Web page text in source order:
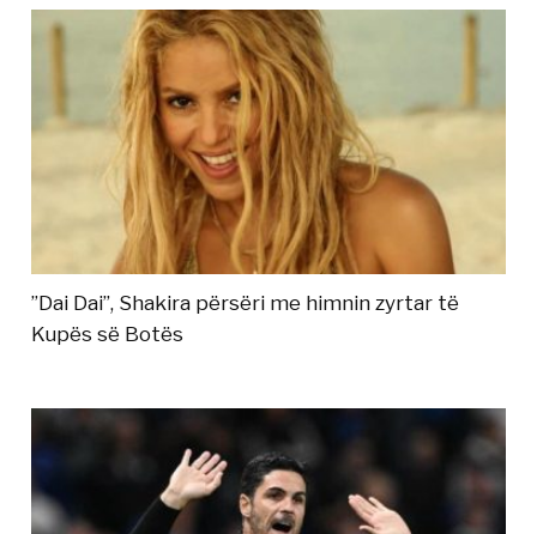
”Dai Dai”, Shakira përsëri me himnin zyrtar të
Kupës së Botës